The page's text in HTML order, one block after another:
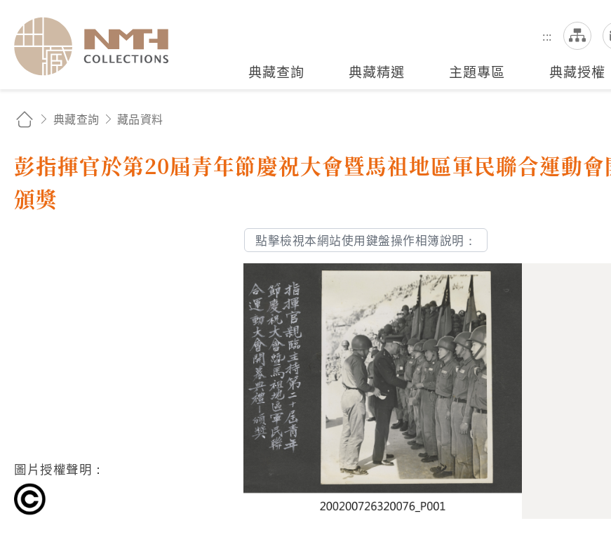
:::
全站搜尋
典藏查詢 典藏精選 主題專區 典藏授權
典藏查詢 藏品資料
彭指揮官於第20屆青年節慶祝大會暨馬祖地區軍民聯合運動會
頒獎
點擊檢視本網站使用鍵盤操作相簿說明：
圖片授權聲明：